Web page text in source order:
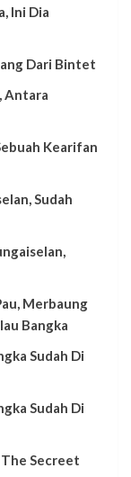
Ini Dia
Dari Bintet
Antara
Kearifan
Sudah
Merbaung
Bangka
Sudah Di
Sudah Di
Secreet